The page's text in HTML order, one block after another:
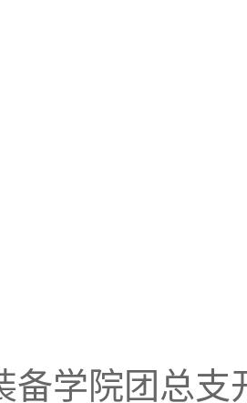
学院团总支